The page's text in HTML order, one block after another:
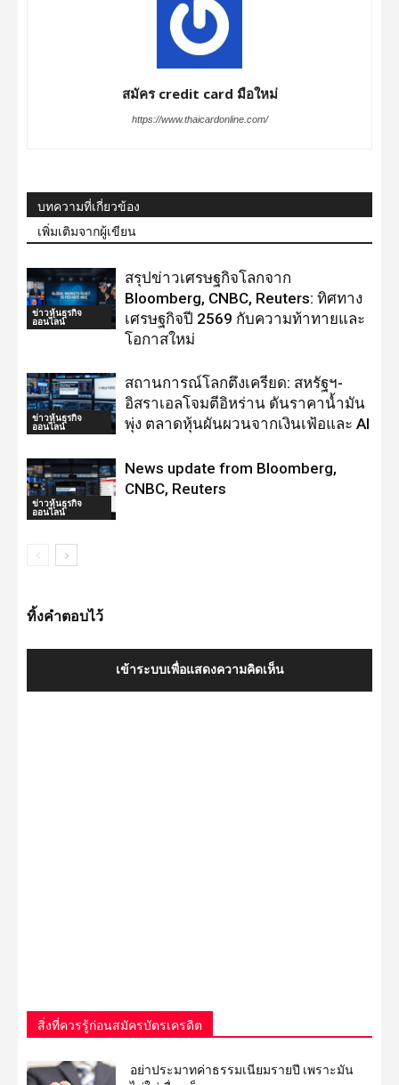
สมัคร credit card มือใหม่
https://www.thaicardonline.com/
บทความที่เกี่ยวข้อง
เพิ่มเติมจากผู้เขียน
ข่าวหุ้นธุรกิจ
ออนไลน์
สรุปข่าวเศรษฐกิจโลกจาก
Bloomberg, CNBC, Reuters: ทิศทาง
เศรษฐกิจปี 2569 กับความท้าทายและ
โอกาสใหม่
ข่าวหุ้นธุรกิจ
ออนไลน์
สถานการณ์โลกตึงเครียด: สหรัฐฯ-
อิสราเอลโจมตีอิหร่าน ดันราคาน้ำมัน
พุ่ง ตลาดหุ้นผันผวนจากเงินเฟ้อและ AI
ข่าวหุ้นธุรกิจ
ออนไลน์
News update from Bloomberg,
CNBC, Reuters
ทิ้งคำตอบไว้
เข้าระบบเพื่อแสดงความคิดเห็น
สิ่งที่ควรรู้ก่อนสมัครบัตรเครดิต
อย่าประมาทค่าธรรมเนียมรายปี เพราะมัน